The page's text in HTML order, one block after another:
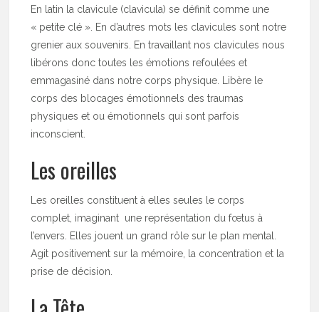
En latin la clavicule (clavicula) se définit comme une
« petite clé ». En d’autres mots les clavicules sont notre
grenier aux souvenirs. En travaillant nos clavicules nous
libérons donc toutes les émotions refoulées et
emmagasiné dans notre corps physique. Libère le
corps des blocages émotionnels des traumas
physiques et ou émotionnels qui sont parfois
inconscient.
Les oreilles
Les oreilles constituent à elles seules le corps
complet, imaginant une représentation du fœtus à
l’envers. Elles jouent un grand rôle sur le plan mental.
Agit positivement sur la mémoire, la concentration et la
prise de décision.